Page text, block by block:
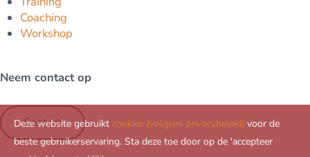
Coaching
Workshop
Neem contact op
Contact
Deze website gebruikt cookies (volgens privacybeleid) voor de
beste gebruikerservaring. Sta deze toe door op de 'accepteer